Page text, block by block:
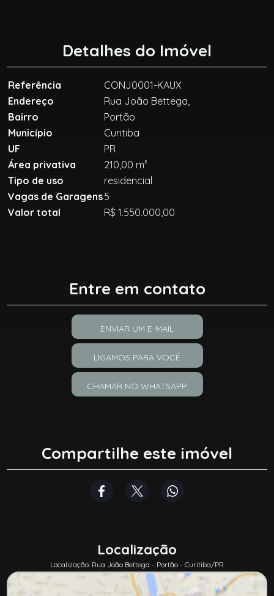
Detalhes do Imóvel
Referência
CONJ0001-KAUX
Endereço
Rua João Bettega,
Bairro
Portão
Município
Curitiba
UF
PR
Área privativa
210,00 m²
Tipo de uso
residencial
Vagas de Garagens5
Valor total
R$ 1.550.000,00
Entre em contato
ENVIAR UM E-MAIL
LIGAMOS PARA VOCÊ
CHAMAR NO WHATSAPP
Compartilhe este imóvel
Localização
Localização: Rua João Bettega - Portão - Curitiba/PR